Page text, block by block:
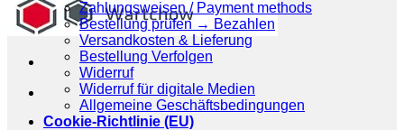
Zahlungsweisen / Payment methods
Bestellung prüfen → Bezahlen
Versandkosten & Lieferung
Bestellung Verfolgen
Widerruf
Widerruf für digitale Medien
Allgemeine Geschäftsbedingungen
Cookie-Richtlinie (EU)